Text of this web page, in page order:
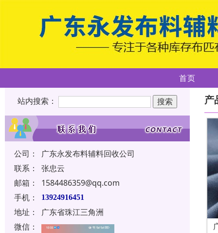
首页
站内搜索：
公司：
广东永发布料辅料回收公司
联系：
张忠云
邮箱：
1584486359@qq.com
手机：
13924916451
地址：
广东省珠江三角洲
微信：
产